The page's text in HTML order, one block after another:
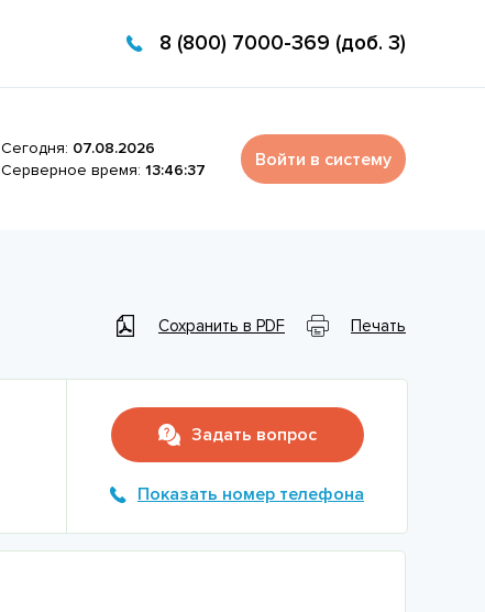
8 (800) 7000-369 (доб. 3)
Сегодня: 07.08.2026
Серверное время:13:46:37 Войти в систему
Сохранить в PDF Печать
Задать вопрос
Показать номер телефона